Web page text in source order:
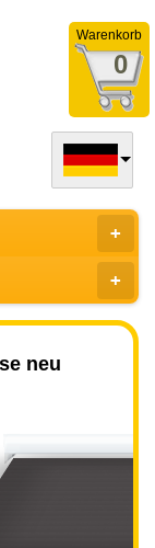
Warenkorb
0
neu